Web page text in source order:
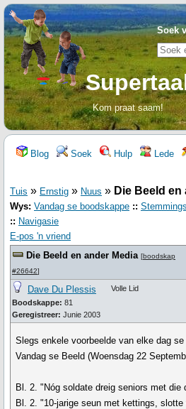
Soek
Kom praat saam!
Blog Soek Hulp Lede
Tuis » Ernstig » Nuus » Die Beeld en
Wys: Vandag se boodskappe :: Stemmings
:: Navigasie
E-pos 'n vriend
Die Beeld en ander Media [boodskap
#26642]
Dave Du Plessis
Boodskappe: 81
Geregistreer: Junie 2003
Volle Lid
Slegs enkele voorbeelde van elke dag se
Vandag se Beeld (Woensdag 22
Bl. 2. "Nóg soldate dreig seniors met die
Bl. 2. "10-jarige seun met kettings, slotte